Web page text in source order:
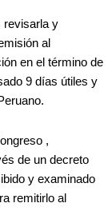
revisarla y
al
en el término de
9 días útiles y
,
de un decreto
y examinado
remitirlo al